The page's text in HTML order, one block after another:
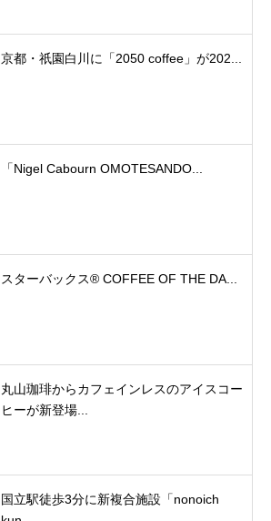
京都・祇園白川に「2050 coffee」が202...
「Nigel Cabourn OMOTESANDO...
スターバックス® COFFEE OF THE DA...
丸山珈琲からカフェインレスのアイスコー
ヒーが新登場...
国立駅徒歩3分に新複合施設「nonoich